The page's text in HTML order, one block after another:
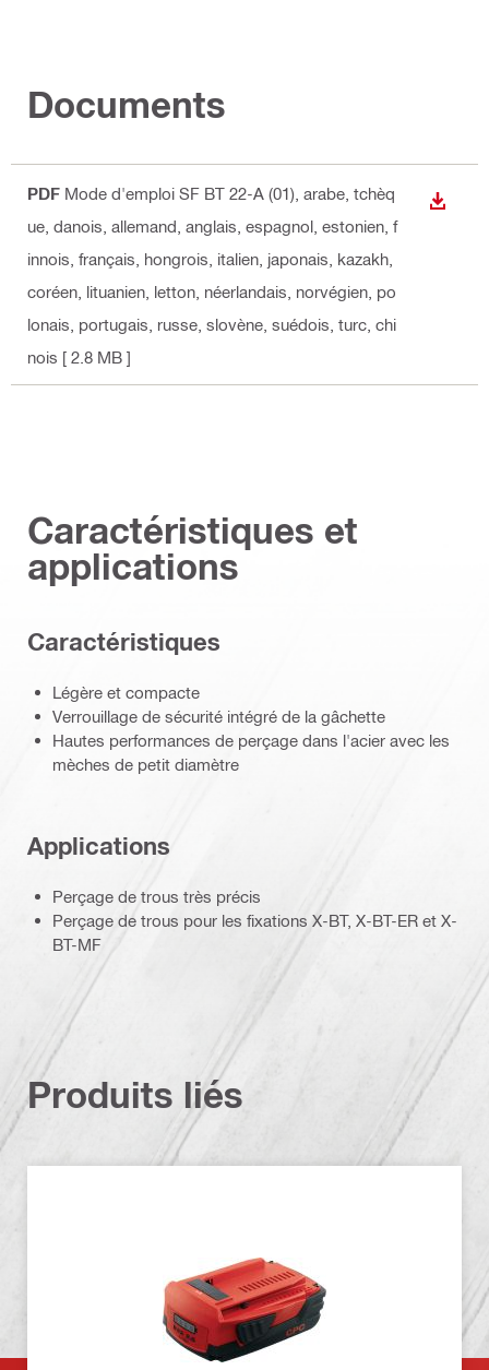
Documents
PDF Mode d'emploi SF BT 22-A (01) , arabe, tchèq
ue, danois, allemand, anglais, espagnol, estonien, f
innois, français, hongrois, italien, japonais, kazakh,
coréen, lituanien, letton, néerlandais, norvégien, po
lonais, portugais, russe, slovène, suédois, turc, chi
nois [ 2.8 MB ]
Caractéristiques et
applications
Caractéristiques
Légère et compacte
Verrouillage de sécurité intégré de la gâchette
Hautes performances de perçage dans l'acier avec les
mèches de petit diamètre
Applications
Perçage de trous très précis
Perçage de trous pour les fixations X-BT, X-BT-ER et X-
BT-MF
Produits liés